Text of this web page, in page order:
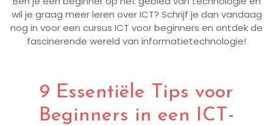
wil je graag meer leren over ICT? Schrijf je dan vandaag
nog in voor een cursus ICT voor beginners en ontdek de
fascinerende wereld van informatietechnologie!
9 Essentiële Tips voor
Beginners in een ICT-